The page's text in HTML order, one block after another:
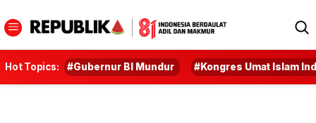
Hot Topics: #Gubernur BI Mundur #Kongres Umat Islam